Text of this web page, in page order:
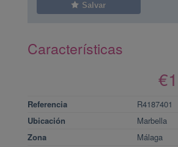
Salvar
Características
Referencia R4187401
Ubicación
Marbella
Zona
Málaga